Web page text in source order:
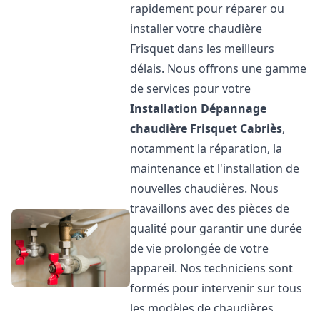
rapidement pour réparer ou
installer votre chaudière
Frisquet dans les meilleurs
délais. Nous offrons une gamme
de services pour votre
Installation Dépannage
chaudière Frisquet Cabriès,
notamment la réparation, la
maintenance et l'installation de
nouvelles chaudières. Nous
travaillons avec des pièces de
qualité pour garantir une durée
de vie prolongée de votre
appareil. Nos techniciens sont
formés pour intervenir sur tous